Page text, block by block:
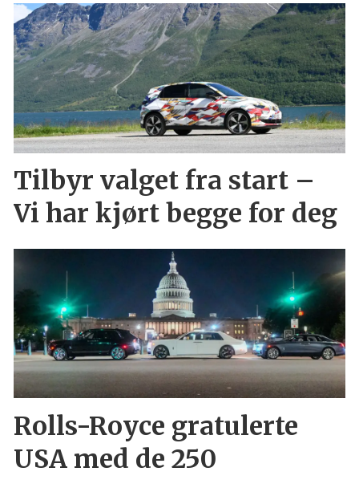
Tilbyr valget fra start –
Vi har kjørt begge for deg
Rolls-Royce gratulerte
USA med de 250